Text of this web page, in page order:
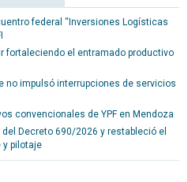
federal “Inversiones Logísticas
fortaleciendo el entramado productivo
no impulsó interrupciones de servicios
convencionales de YPF en Mendoza
Decreto 690/2026 y restableció el
y pilotaje